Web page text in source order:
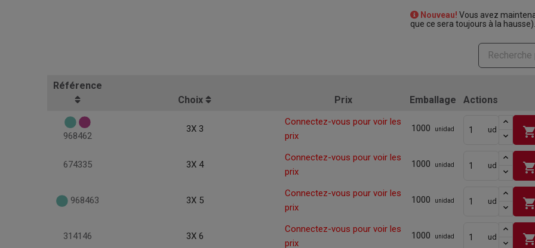
Nouveau! Vous avez
que ce sera toujours à la
Référence
Choix
Prix Emballage Actions
968462
3X 3
Connectez-vous pour voir les
prix
1000 unidad ud shopping_cart
674335 3X 4
Connectez-vous pour voir les
prix
1000 unidad ud shopping_cart
968463 3X 5
Connectez-vous pour voir les
prix
1000 unidad ud shopping_cart
314146 3X 6
Connectez-vous pour voir les
prix
1000 unidad ud shopping_cart